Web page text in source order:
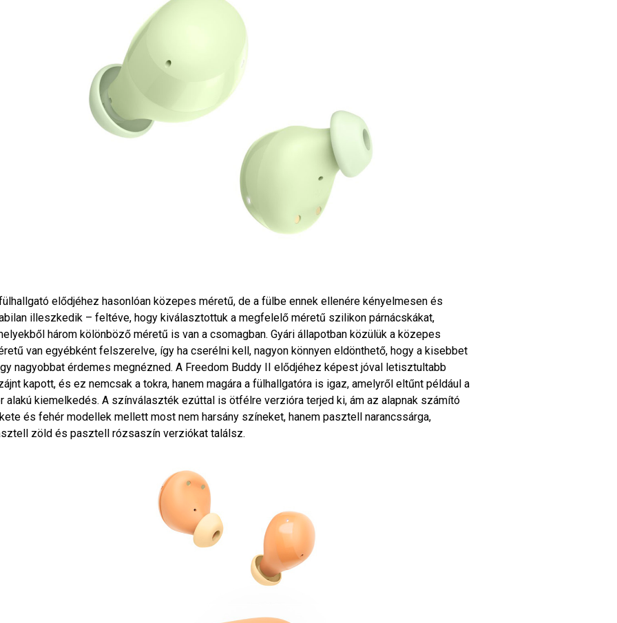
elődjéhez hasonlóan közepes méretű, de a fülbe ennek ellenére kényelmesen és
illeszkedik – feltéve, hogy kiválasztottuk a megfelelő méretű szilikon párnácskákat,
három kölönböző méretű is van a csomagban. Gyári állapotban közülük a közepes
van egyébként felszerelve, így ha cserélni kell, nagyon könnyen eldönthető, hogy a kisebbet
nagyobbat érdemes megnézned. A Freedom Buddy II elődjéhez képest jóval letisztultabb
kapott, és ez nemcsak a tokra, hanem magára a fülhallgatóra is igaz, amelyről eltűnt például a
alakú kiemelkedés. A színválaszték ezúttal is ötfélre verzióra terjed ki, ám az alapnak számító
és fehér modellek mellett most nem harsány színeket, hanem pasztell narancssárga,
zöld és pasztell rózsaszín verziókat találsz.